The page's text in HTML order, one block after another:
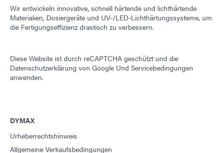
Wir entwickeln innovative, schnell härtende und lichthärtende
Materialien, Dosiergeräte und UV-/LED-Lichthärtungssysteme, um
die Fertigungseffizienz drastisch zu verbessern.
Diese Website ist durch reCAPTCHA geschützt und die
Datenschutzerklärung von Google Und Servicebedingungen
anwenden.
DYMAX
Urheberrechtshinweis
Allgemeine Verkaufsbedingungen